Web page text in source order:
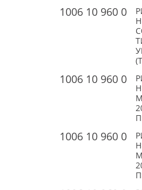
1006 10 960 0
1006 10 960 0
1006 10 960 0